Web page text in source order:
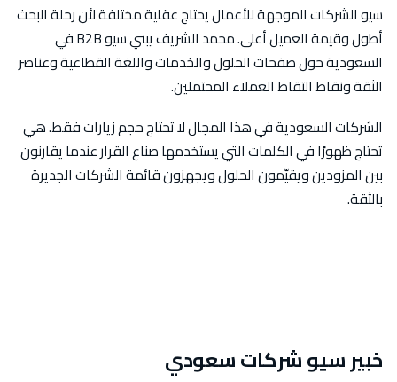
سيو الشركات الموجهة للأعمال يحتاج عقلية مختلفة لأن رحلة البحث
أطول وقيمة العميل أعلى. محمد الشريف يبني سيو B2B في
السعودية حول صفحات الحلول والخدمات واللغة القطاعية وعناصر
الثقة ونقاط التقاط العملاء المحتملين.
الشركات السعودية في هذا المجال لا تحتاج حجم زيارات فقط. هي
تحتاج ظهورًا في الكلمات التي يستخدمها صناع القرار عندما يقارنون
بين المزودين ويقيّمون الحلول ويجهزون قائمة الشركات الجديرة
بالثقة.
خبير سيو شركات سعودي